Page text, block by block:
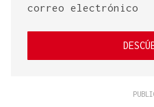
correo electrónico